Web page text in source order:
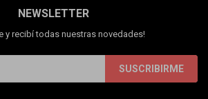
NEWSLETTER
y recibí todas nuestras novedades!
SUSCRIBIRME